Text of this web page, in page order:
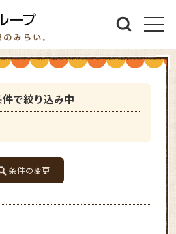
件で絞り込み中
条件の変更